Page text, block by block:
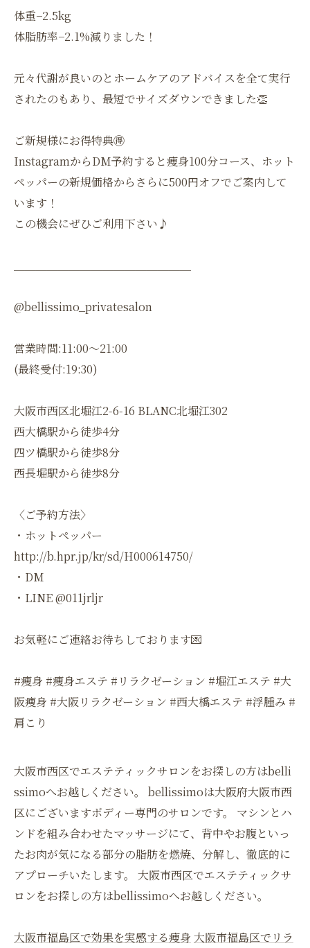
体重−2.5kg
体脂肪率−2.1%減りました！
元々代謝が良いのとホームケアのアドバイスを全て実行
されたのもあり、最短でサイズダウンできました👏
ご新規様にお得特典🉐
InstagramからDM予約すると痩身100分コース、ホット
ペッパーの新規価格からさらに500円オフでご案内して
います！
この機会にぜひご利用下さい♪
@bellissimo_privatesalon
営業時間:11:00〜21:00
(最終受付:19:30)
大阪市西区北堀江2-6-16 BLANC北堀江302
西大橋駅から徒歩4分
四ツ橋駅から徒歩8分
西長堀駅から徒歩8分
〈ご予約方法〉
・ホットペッパー
http://b.hpr.jp/kr/sd/H000614750/
・DM
・LINE @011jrljr
お気軽にご連絡お待ちしております💌
#痩身 #痩身エステ #リラクゼーション #堀江エステ #大
阪痩身 #大阪リラクゼーション #西大橋エステ #浮腫み #
肩こり
大阪市西区でエステティックサロンをお探しの方はbelli
ssimoへお越しください。 bellissimoは大阪府大阪市西
区にございますボディー専門のサロンです。 マシンとハ
ンドを組み合わせたマッサージにて、背中やお腹といっ
たお肉が気になる部分の脂肪を燃焼、分解し、徹底的に
アプローチいたします。 大阪市西区でエステティックサ
ロンをお探しの方はbellissimoへお越しください。
大阪市福島区で効果を実感する痩身 大阪市福島区でリラ